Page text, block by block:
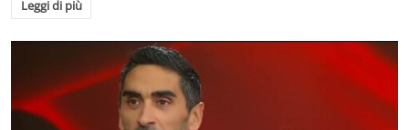
Leggi di più